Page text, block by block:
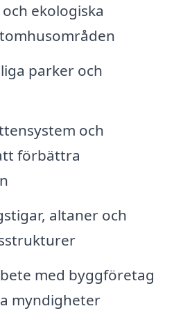
ekologiska
parker och
och
förbättra
altaner och
med byggföretag
myndigheter